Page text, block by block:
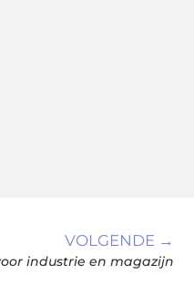
VOLGENDE →
industrie en magazijn